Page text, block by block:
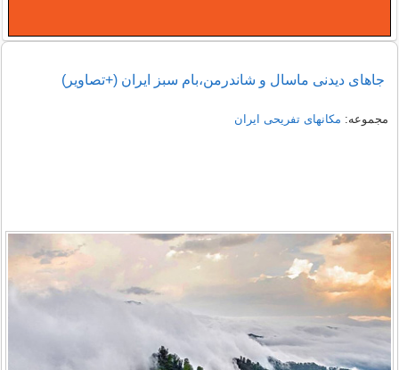
جاهای دیدنی ماسال و شاندرمن،بام سبز ایران (+تصاویر)
مجموعه: مکانهای تفریحی ايران